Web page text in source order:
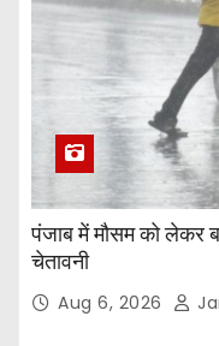
पंजाब में मौसम को लेकर
चेतावनी
Aug 6, 2026